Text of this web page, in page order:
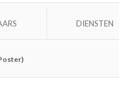
DIENSTEN